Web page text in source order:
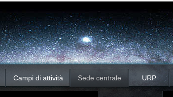
Campi di attività Sede centrale URP